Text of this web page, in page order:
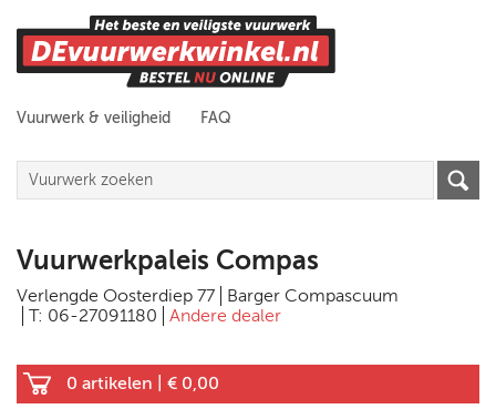
Vuurwerk & veiligheid FAQ
Vuurwerkpaleis Compas
Verlengde Oosterdiep 77
Barger Compascuum
T: 06-27091180
Andere dealer
0 artikelen € 0,00